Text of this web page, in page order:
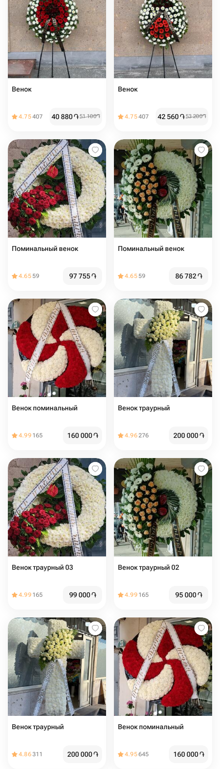
Венoк
4.75407 40 880֏51 100֏
Вeнок
4.75407 42 560֏53 200֏
Поминальный венок
4.6559 97 755֏
Поминальный венок
4.6559 86 782֏
Венок поминальный
4.99 165 160 000֏
Венок траурный
4.96276 200 000֏
Венок траурный 03
4.99 165 99 000֏
Венок траурный 02
4.99 165 95 000֏
Венок траурный
4.86311 200 000֏
Венок поминальный
4.95645 160 000֏